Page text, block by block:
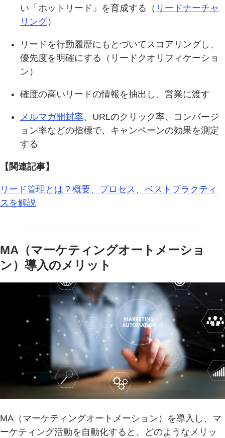
い「ホットリード」を育成する（ リードナーチャ
リング）
リードを行動履歴にもとづいてスコアリングし、
優先度を明確にする（リードクオリフィケーショ
ン）
確度の高いリードの情報を抽出し、営業に渡す
メルマガ開封率、URLのクリック率、コンバージ
ョン率などの指標で、キャンペーンの効果を測定
する
【関連記事】
リード管理とは？概要、プロセス、ベストプラクティ
スを解説
MA（マーケティングオートメーショ
ン）導入のメリット
MA（マーケティングオートメーション）を導入し、マ
ーケティング活動を自動化すると、どのようなメリッ